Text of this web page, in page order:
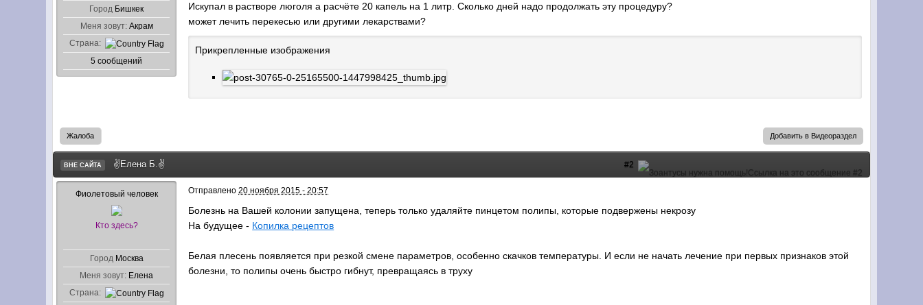
Город Бишкек
Меня зовут: Акрам
Страна:
5 сообщений
Искупал в растворе люголя а расчёте 20 капель на 1 литр. Сколько дней надо продолжать эту процедуру?
может лечить перекесью или другими лекарствами?
Прикрепленные изображения
Добавить в Видеораздел
Жалоба
#2
ВНЕ САЙТА ✌Елена Б.✌
Фиолетовый человек
Кто здесь?
Город Москва
Меня зовут: Елена
Страна:
Отправлено20 ноября 2015 - 20:57
Болезнь на Вашей колонии запущена, теперь только удаляйте пинцетом полипы, которые подвержены некрозу
На будущее - Копилка рецептов
Белая плесень появляется при резкой смене параметров, особенно скачков температуры. И если не начать лечение при первых признаков этой
болезни, то полипы очень быстро гибнут, превращаясь в труху